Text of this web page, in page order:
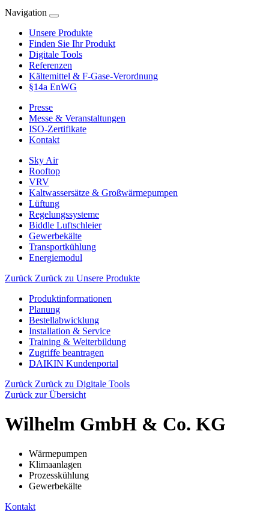
Navigation
Unsere Produkte
Finden Sie Ihr Produkt
Digitale Tools
Referenzen
Kältemittel & F-Gase-Verordnung
§14a EnWG
Presse
Messe & Veranstaltungen
ISO-Zertifikate
Kontakt
Sky Air
Rooftop
VRV
Kaltwassersätze & Großwärmepumpen
Lüftung
Regelungssysteme
Biddle Luftschleier
Gewerbekälte
Transportkühlung
Energiemodul
Zurück Zurück zu Unsere Produkte
Produktinformationen
Planung
Bestellabwicklung
Installation & Service
Training & Weiterbildung
Zugriffe beantragen
DAIKIN Kundenportal
Zurück Zurück zu Digitale Tools
Zurück zur Übersicht
Wilhelm GmbH & Co. KG
Wärmepumpen
Klimaanlagen
Prozesskühlung
Gewerbekälte
Kontakt